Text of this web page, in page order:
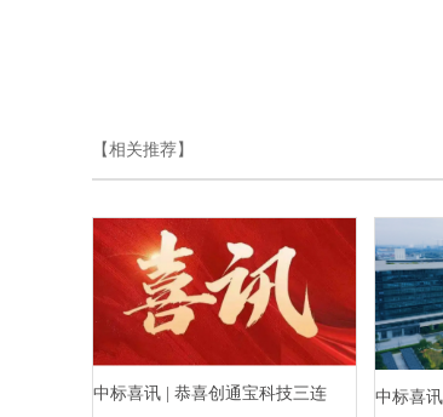
【相关推荐】
中标喜讯 | 恭喜创通宝科技三连 中标喜